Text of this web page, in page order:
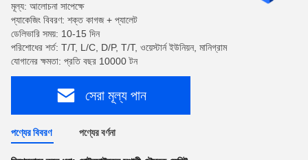
মূল্য: আলোচনা সাপেক্ষে
প্যাকেজিং বিবরণ: শক্ত কাগজ + প্যালেট
ডেলিভারি সময়: 10-15 দিন
পরিশোধের শর্ত: T/T, L/C, D/P, T/T, ওয়েস্টার্ন ইউনিয়ন, মানিগ্রাম
যোগানের ক্ষমতা: প্রতি বছর 10000 টন
সেরা মূল্য পান
পণ্যের বিবরণ পণ্যের বর্ণনা